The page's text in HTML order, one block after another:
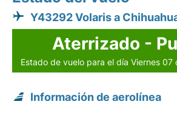
Y43292 Volaris a
Aterrizado -
Estado de vuelo para el día Viernes
Información de aerolínea